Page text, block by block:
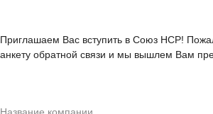
Приглашаем Вас вступить в Союз НСР!
анкету обратной связи и мы вышлем Вам